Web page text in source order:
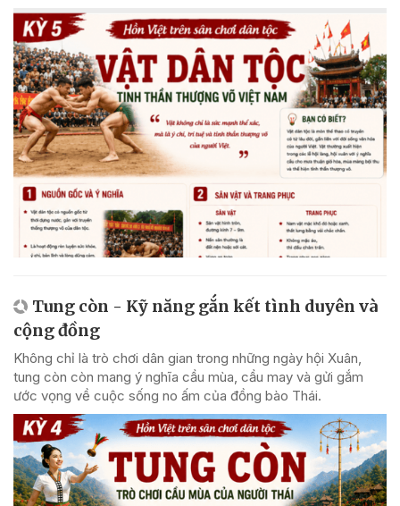
Tung còn - Kỹ năng gắn kết tình duyên và
cộng đồng
Không chỉ là trò chơi dân gian trong những ngày hội Xuân,
tung còn còn mang ý nghĩa cầu mùa, cầu may và gửi gắm
ước vọng về cuộc sống no ấm của đồng bào Thái.